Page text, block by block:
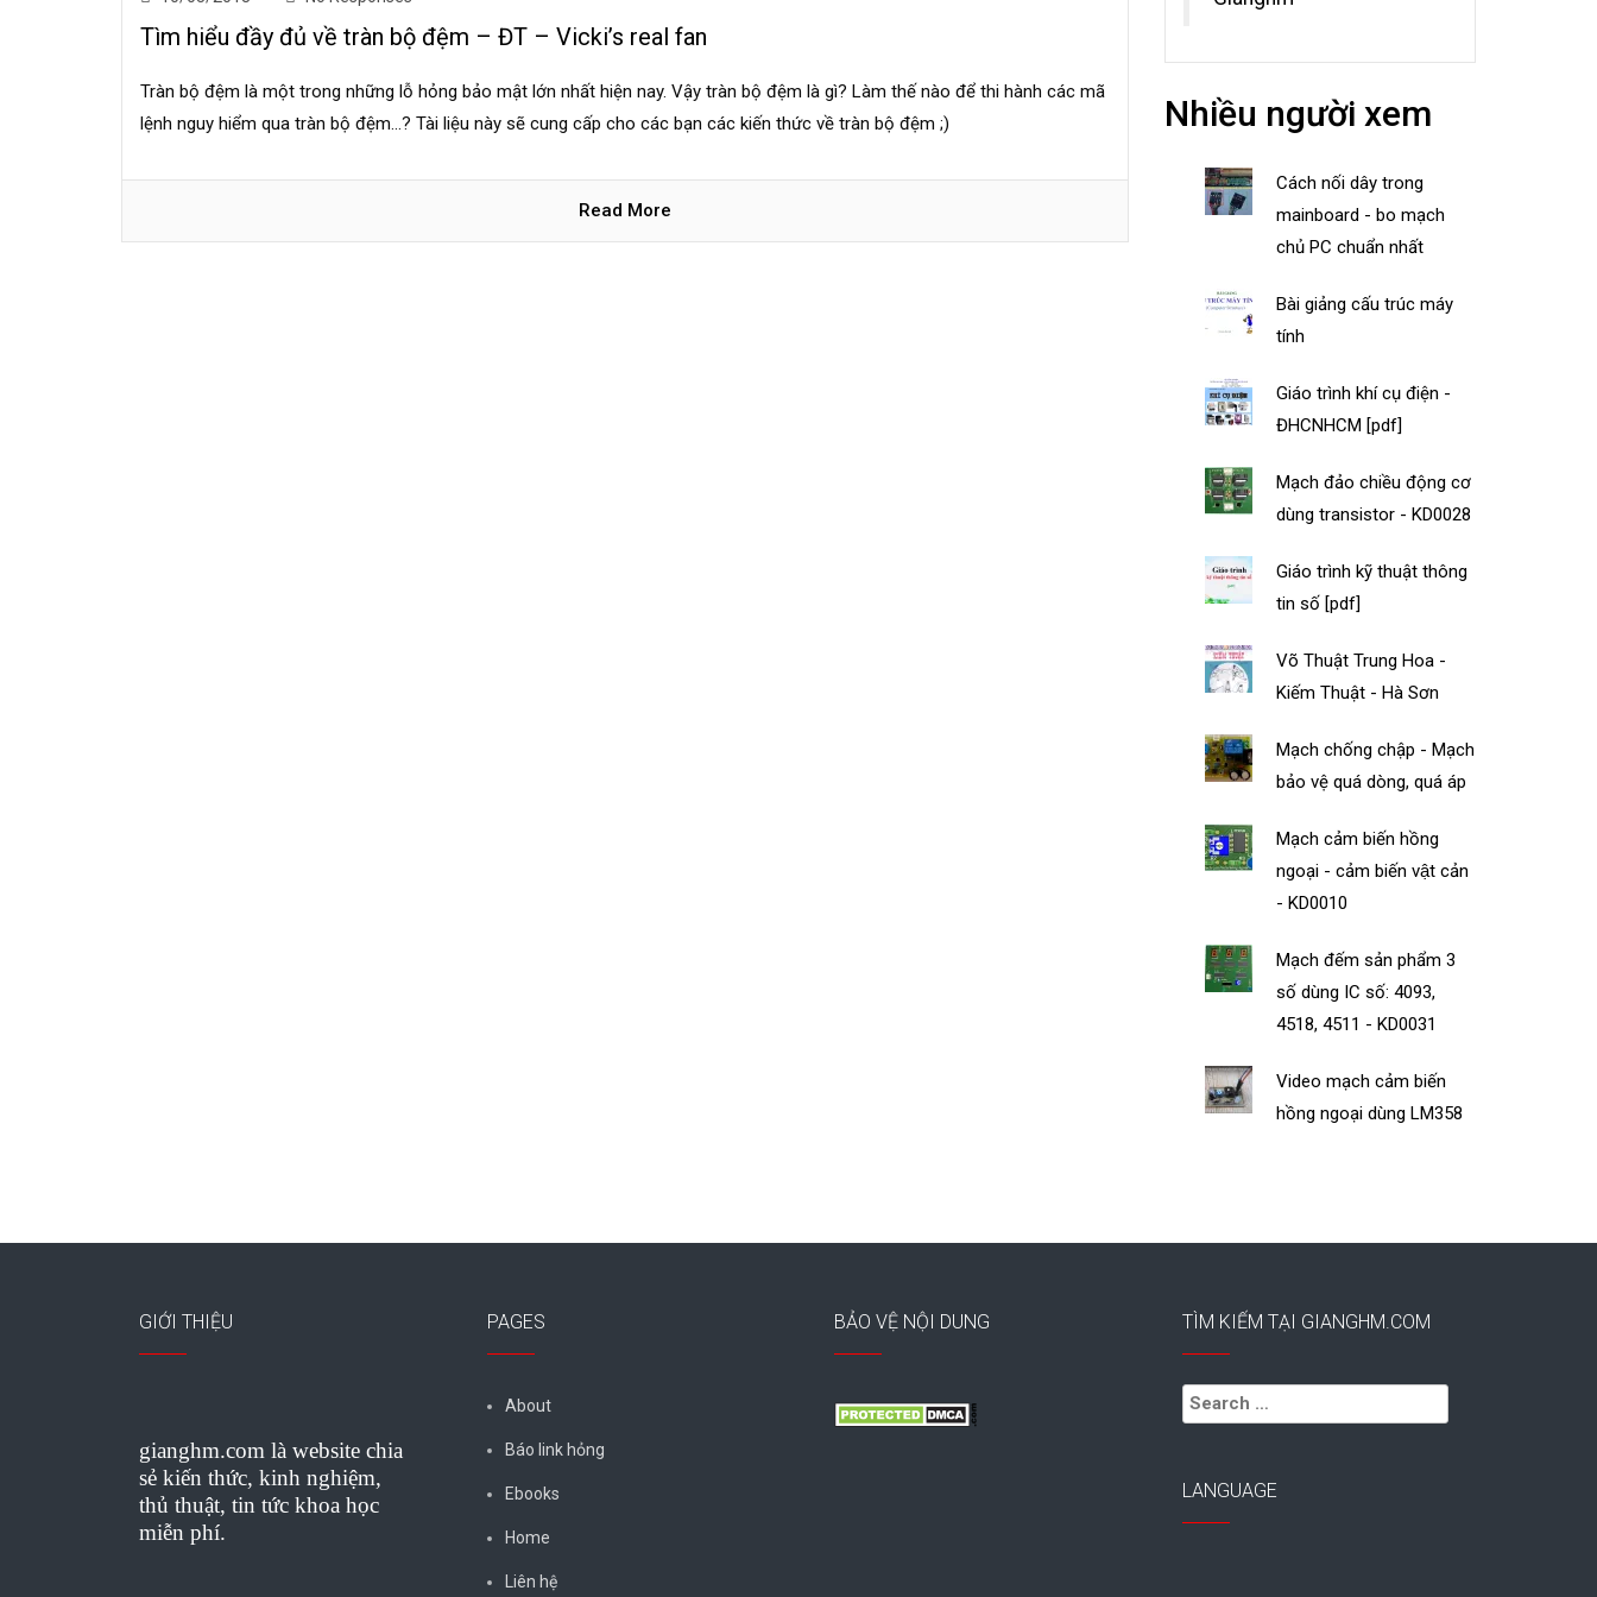
Tìm hiểu đầy đủ về tràn bộ đệm – ĐT – Vicki’s real fan
Tràn bộ đệm là một trong những lỗ hỏng bảo mật lớn nhất hiện nay. Vậy tràn bộ đệm là gì? Làm thế nào để thi hành các mã
lệnh nguy hiểm qua tràn bộ đệm...? Tài liệu này sẽ cung cấp cho các bạn các kiến thức về tràn bộ đệm ;)
Read More
Nhiều người xem
Cách nối dây trong
mainboard - bo mạch
chủ PC chuẩn nhất
Bài giảng cấu trúc máy
tính
Giáo trình khí cụ điện -
ĐHCNHCM [pdf]
Mạch đảo chiều động cơ
dùng transistor - KD0028
Giáo trình kỹ thuật thông
tin số [pdf]
Võ Thuật Trung Hoa -
Kiếm Thuật - Hà Sơn
Mạch chống chập - Mạch
bảo vệ quá dòng, quá áp
Mạch cảm biến hồng
ngoại - cảm biến vật cản
- KD0010
Mạch đếm sản phẩm 3
số dùng IC số: 4093,
4518, 4511 - KD0031
Video mạch cảm biến
hồng ngoại dùng LM358
GIỚI THIỆU
gianghm.com là website chia
sẻ kiến thức, kinh nghiệm,
thủ thuật, tin tức khoa học
miễn phí.
PAGES
About
Báo link hỏng
Ebooks
Home
Liên hệ
BẢO VỆ NỘI DUNG TÌM KIẾM TẠI GIANGHM.COM
Search
for:
LANGUAGE